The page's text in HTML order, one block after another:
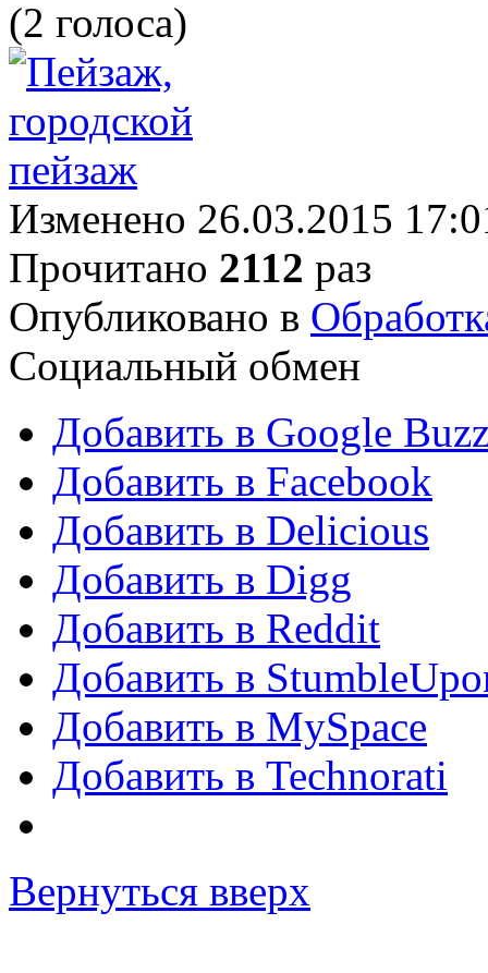
(2 голоса)
Изменено 26.03.2015
Прочитано 2112 раз
Опубликовано в
Социальный обмен
Добавить в Google
Добавить в Facebook
Добавить в Delicious
Добавить в Digg
Добавить в Reddit
Добавить в
Добавить в MySpace
Добавить в Technorati
Вернуться вверх